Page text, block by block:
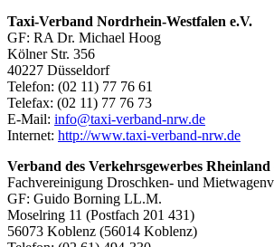
Taxi-Verband Nordrhein-Westfalen e.V.
GF: RA Dr. Michael Hoog
Kölner Str. 356
40227 Düsseldorf
Telefon: (02 11) 77 76 61
Telefax: (02 11) 77 76 73
E-Mail: info@taxi-verband-nrw.de
Internet: http://www.taxi-verband-nrw.de
Verband des Verkehrsgewerbes Rheinland
Fachvereinigung Droschken- und
GF: Guido Borning LL.M.
Moselring 11 (Postfach 201 431)
56073 Koblenz (56014 Koblenz)